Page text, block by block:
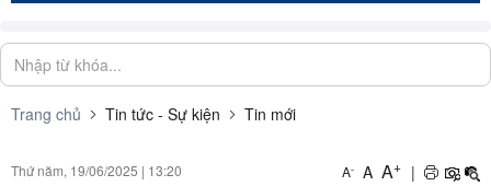
Trang chủ Tin tức - Sự kiện Tin mới
Thứ năm, 19/06/2025 | 13:20 A- A A+ |